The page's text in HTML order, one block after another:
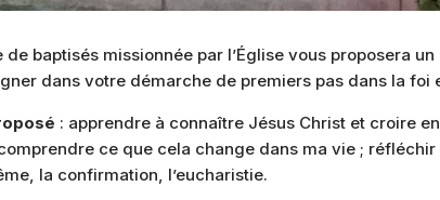
de baptisés missionnée par l’Église vous proposera un
dans votre démarche de premiers pas dans la foi
: apprendre à connaître Jésus Christ et croire
ce que cela change dans ma vie ;
la confirmation, l’eucharistie.